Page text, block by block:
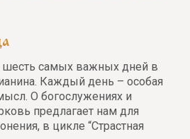
шесть самых важных дней в
Каждый день – особая
О богослужениях и
предлагает нам для
в цикле “Страстная